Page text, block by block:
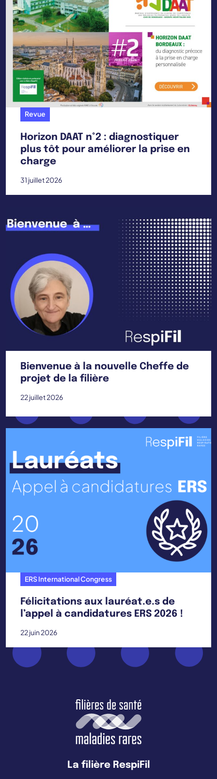
Revue
Horizon DAAT n°2 : diagnostiquer
plus tôt pour améliorer la prise en
charge
31 juillet 2026
Bienvenue à la nouvelle Cheffe de
projet de la filière
22 juillet 2026
ERS International Congress
Félicitations aux lauréat.e.s de
l’appel à candidatures ERS 2026 !
22 juin 2026
La filière RespiFil